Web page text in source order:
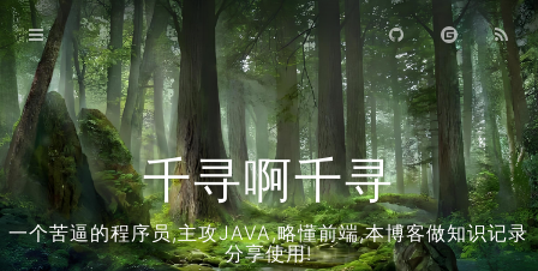
千寻啊千寻
一个苦逼的程序员,主攻JAVA,略懂前端,本博客做知识记录
分享使用!
首页
归档
关于